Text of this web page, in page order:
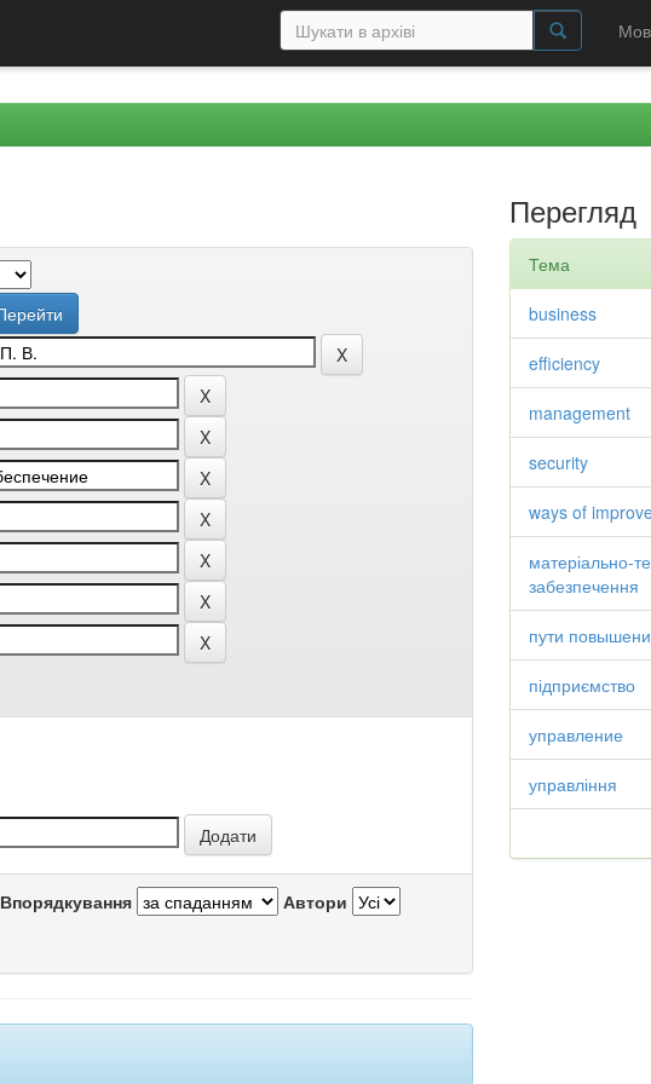
Впорядкування Автори
Перегляд
Тема
business
efficiency
management
security
ways of
матеріально-
забезпечення
пути
підприємство
управление
управління